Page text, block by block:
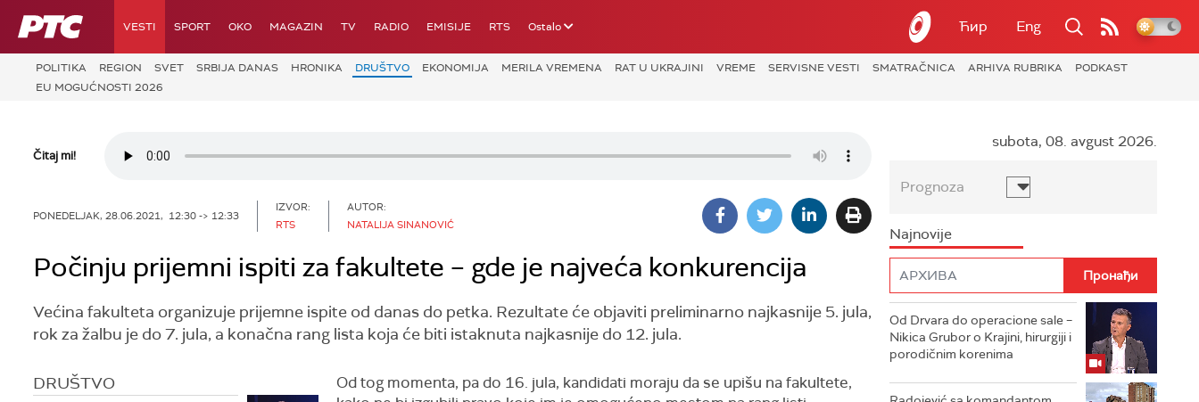
RTS VESTI SPORT OKO MAGAZIN TV RADIO EMISIJE RTS Ostalo Ћир Eng
POLITIKA REGION SVET SRBIJA DANAS HRONIKA DRUŠTVO EKONOMIJA MERILA VREMENA RAT U UKRAJINI VREME SERVISNE VESTI SMATRAČNICA ARHIVA RUBRIKA
PODKAST
EU MOGUĆNOSTI 2026
Čitaj mi!
PONEDELJAK, 28.06.2021, 12:30 -> 12:33
IZVOR:
RTS
AUTOR:
NATALIJA SINANOVIĆ
Počinju prijemni ispiti za fakultete – gde je najveća konkurencija
Većina fakulteta organizuje prijemne ispite od danas do petka. Rezultate će objaviti preliminarno najkasnije 5. jula,
rok za žalbu je do 7. jula, a konačna rang lista koja će biti istaknuta najkasnije do 12. jula.
DRUŠTVO
Od tog momenta, pa do 16. jula, kandidati moraju da se upišu na fakultete,
subota, 08. avgust 2026.
Prognoza
Najnovije
Od Drvara do operacione sale –
Nikica Grubor o Krajini, hirurgiji i
porodičnim korenima